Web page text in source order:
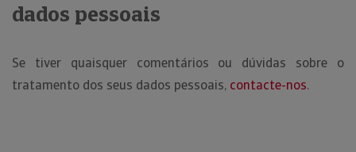
dados pessoais
Se tiver quaisquer comentários ou dúvidas sobre o
tratamento dos seus dados pessoais, contacte-nos.